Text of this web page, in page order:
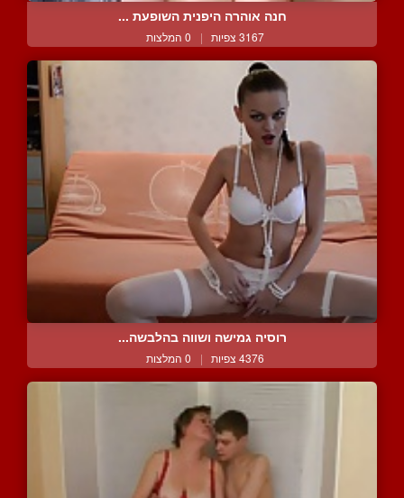
חנה אוהרה היפנית השופעת ...
3167 צפיות | 0 המלצות
רוסיה גמישה ושווה בהלבשה...
4376 צפיות | 0 המלצות